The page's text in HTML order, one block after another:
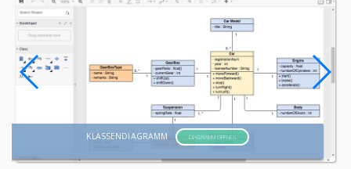
KLASSENDIAGRAMM DIAGRAMM ÖFFNEN